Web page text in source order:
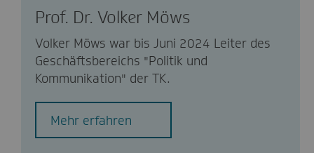
Prof. Dr. Volker Möws
Volker Möws war bis Juni 2024 Leiter des
Geschäftsbereichs "Politik und
Kommunikation" der TK.
Mehr erfahren